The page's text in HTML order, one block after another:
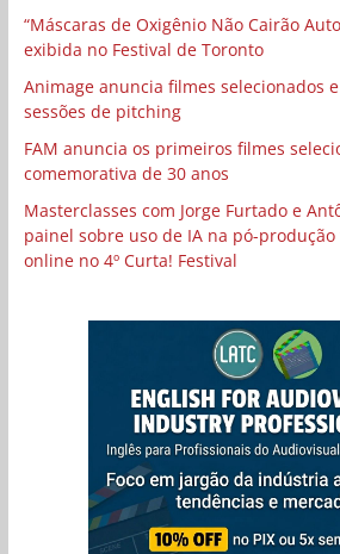
“Máscaras de Oxigênio Não Cairão
exibida no Festival de Toronto
Animage anuncia filmes selecionados
sessões de pitching
FAM anuncia os primeiros filmes
comemorativa de 30 anos
Masterclasses com Jorge Furtado e
painel sobre uso de IA na pó-
online no 4º Curta! Festival